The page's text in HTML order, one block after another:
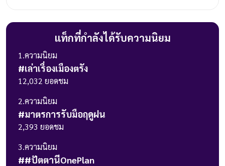
แท็กที่กำลังได้รับความนิยม
1 .ความนิยม
#เล่าเรื่องเมืองตรัง
12,032 ยอดชม
2.ความนิยม
#มาตรการรับมือฤดูฝน
2,393 ยอดชม
3.ความนิยม
##ปัตตานีOnePlan